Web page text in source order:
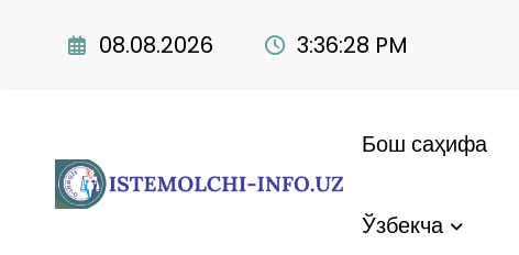
08.08.2026 3:36:28 PM
Бош саҳифа
Ўзбекча